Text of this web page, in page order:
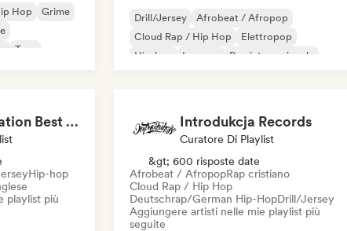
Hop
Grime
Trap
Drill/Jersey
Afrobeat / Afropop
Cloud Rap / Hip Hop
Elettropop
Hip-hop
Iperpop
Rap internazionale
Sport Motivation Best Performance (Uniside Digital)
Hip-hop
playlist più
Introdukcja Records
Curatore Di Playlist
&gt; 600 risposte date
Afrobeat / AfropopRap cristiano
Cloud Rap / Hip Hop
Deutschrap/German Hip-HopDrill/Jersey
Aggiungere artisti nelle mie playlist più
seguite